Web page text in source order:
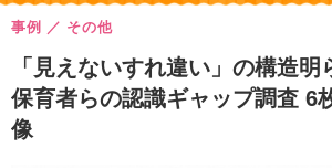
「見えないすれ違い」の構造
保育者らの認識ギャップ調査 6
像
事例 その他